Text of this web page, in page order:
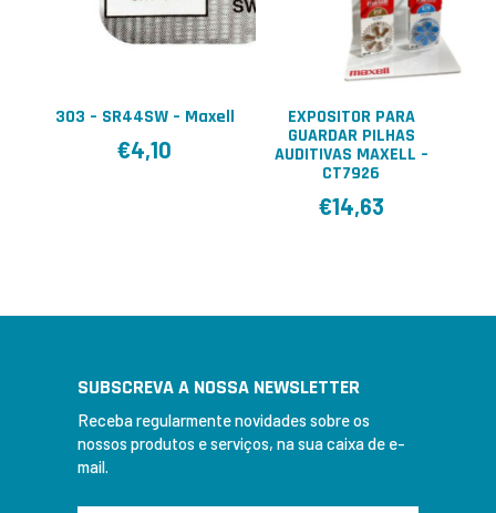
303 – SR44SW – Maxell
€4,10
EXPOSITOR PARA
GUARDAR PILHAS
AUDITIVAS MAXELL –
CT7926
€14,63
SUBSCREVA A NOSSA NEWSLETTER
Receba regularmente novidades sobre os
nossos produtos e serviços, na sua caixa de e-
mail.